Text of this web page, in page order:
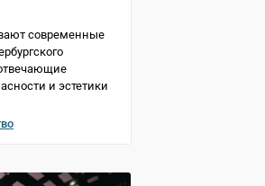
современные
и эстетики